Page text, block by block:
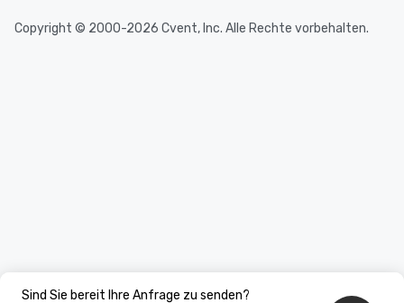
Sind Sie bereit Ihre Anfrage zu senden?
Copyright © 2000-2026 Cvent, Inc. Alle Rechte vorbehalten.